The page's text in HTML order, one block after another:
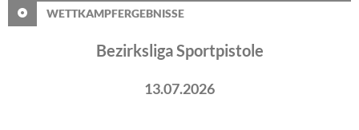
WETTKAMPFERGEBNISSE
Bezirksliga Sportpistole
13.07.2026